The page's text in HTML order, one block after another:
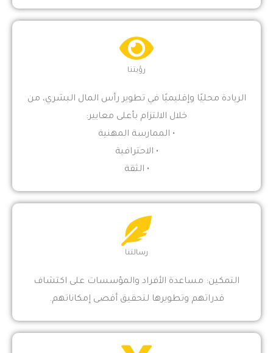
رؤيتنا
الريادة محليًا وإقليميًا في تطوير رأس المال البشري، من
خلال الالتزام بأعلى معايير:
• الممارسة المهنية
• الاحترافية
• الثقة
رسالتنا
التمكين: مساعدة الأفراد والمؤسسات على اكتشاف
قدراتهم وتطويرها لتحقيق أقصى إمكاناتهم.